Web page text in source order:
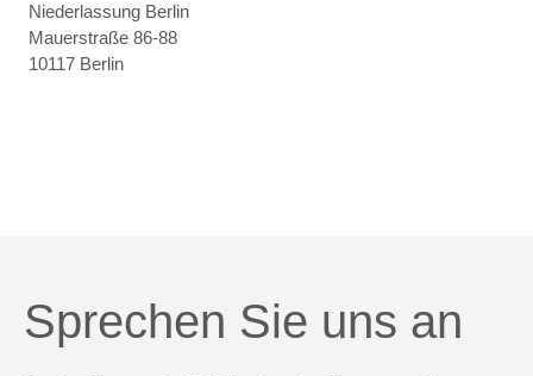
Niederlassung Berlin
Mauerstraße 86-88
10117 Berlin
Sprechen Sie uns an